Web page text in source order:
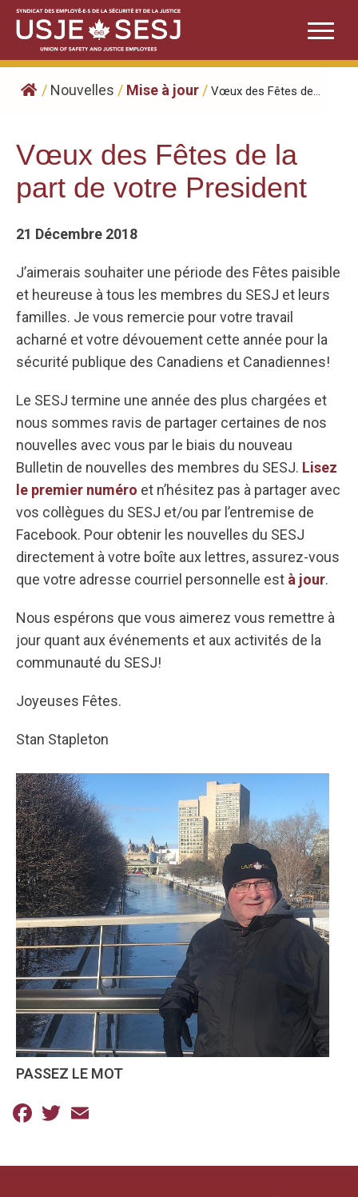
Skip
content
/ Nouvelles / Mise à jour / Vœux des Fêtes de...
Vœux des Fêtes de la
part de votre President
21 Décembre 2018
J’aimerais souhaiter une période des Fêtes paisible
et heureuse à tous les membres du SESJ et leurs
familles. Je vous remercie pour votre travail
acharné et votre dévouement cette année pour la
sécurité publique des Canadiens et Canadiennes!
Le SESJ termine une année des plus chargées et
nous sommes ravis de partager certaines de nos
nouvelles avec vous par le biais du nouveau
Bulletin de nouvelles des membres du SESJ. Lisez
le premier numéro et n’hésitez pas à partager avec
vos collègues du SESJ et/ou par l’entremise de
Facebook. Pour obtenir les nouvelles du SESJ
directement à votre boîte aux lettres, assurez-vous
que votre adresse courriel personnelle est à jour.
Nous espérons que vous aimerez vous remettre à
jour quant aux événements et aux activités de la
communauté du SESJ!
Joyeuses Fêtes.
Stan Stapleton
PASSEZ LE MOT
Facebook
Twitter